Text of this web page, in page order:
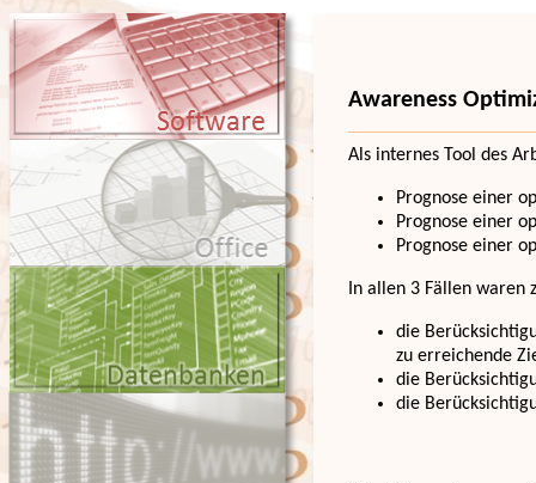
Awareness
Als internes Tool des
Prognose einer
Prognose einer
Prognose einer
In allen 3 Fällen waren
die
zu erreichende
die
die